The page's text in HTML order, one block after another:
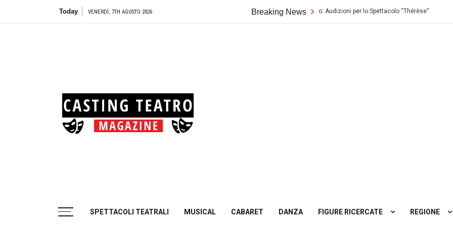
Today VENERDÌ, 7TH AGOSTO 2026 Breaking News
Teatro Biondo di Palermo: Audizioni per lo Spettacolo “Thérèse”
SPETTACOLI TEATRALI MUSICAL CABARET DANZA FIGURE RICERCATE REGIONE